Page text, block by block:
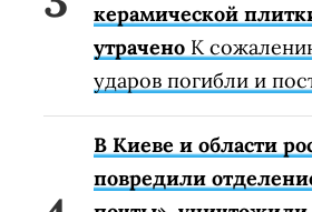
керамической
утрачено К
ударов погибли и
В Киеве и области
повредили